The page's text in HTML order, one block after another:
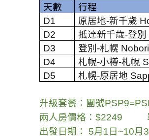
天數
行程
D1
原居地-新千歲
D2
抵達新千歲-登別
D3
登別-札幌
D4
札幌-小樽-札幌
D5
札幌-原居地
升級套餐：團號
兩人房價格： $2249
出發日期： 5月 1 日 ~10月